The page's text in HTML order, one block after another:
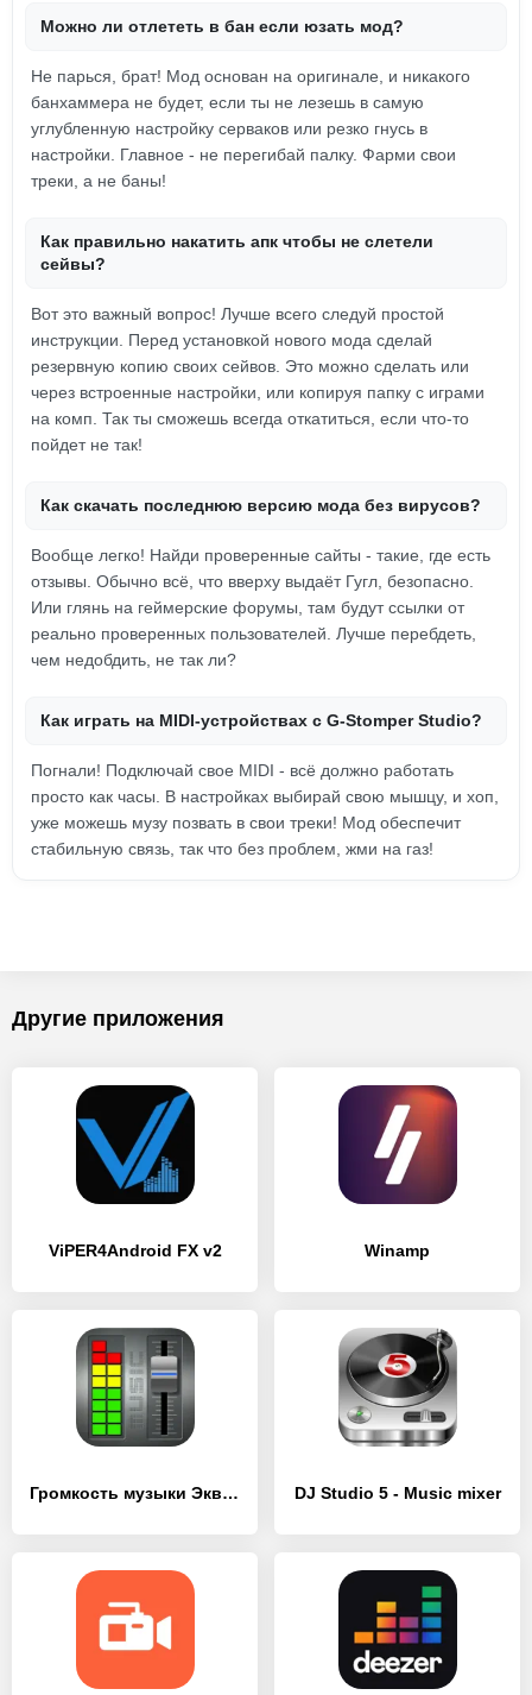
Можно ли отлететь в бан если юзать мод?
Не парься, брат! Мод основан на оригинале, и никакого
банхаммера не будет, если ты не лезешь в самую
углубленную настройку серваков или резко гнусь в
настройки. Главное - не перегибай палку. Фарми свои
треки, а не баны!
Как правильно накатить апк чтобы не слетели
сейвы?
Вот это важный вопрос! Лучше всего следуй простой
инструкции. Перед установкой нового мода сделай
резервную копию своих сейвов. Это можно сделать или
через встроенные настройки, или копируя папку с играми
на комп. Так ты сможешь всегда откатиться, если что-то
пойдет не так!
Как скачать последнюю версию мода без вирусов?
Вообще легко! Найди проверенные сайты - такие, где есть
отзывы. Обычно всё, что вверху выдаёт Гугл, безопасно.
Или глянь на геймерские форумы, там будут ссылки от
реально проверенных пользователей. Лучше перебдеть,
чем недобдить, не так ли?
Как играть на MIDI-устройствах с G-Stomper Studio?
Погнали! Подключай свое MIDI - всё должно работать
просто как часы. В настройках выбирай свою мышцу, и хоп,
уже можешь музу позвать в свои треки! Мод обеспечит
стабильную связь, так что без проблем, жми на газ!
Другие приложения
ViPER4Android FX v2 Winamp
Громкость музыки Эквалайзер – Усилитель баса DJ Studio 5 - Music mixer